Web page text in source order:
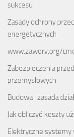
sukcesu
Zasady ochrony
energetycznych
www.zawory.org/
Zabezpieczenia
przemysłowych
Budowa i zasada
Jak obliczyć koszty
Elektryczne systemy